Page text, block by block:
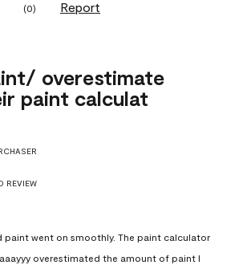
(0) Report
overestimate
paint calculat
REVIEW
paint went on smoothly. The paint calculator
overestimated the amount of paint I